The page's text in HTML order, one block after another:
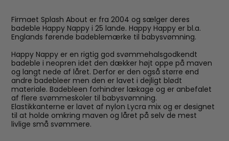
Firmaet Splash About er fra 2004 og sælger deres
badeble Happy Nappy i 25 lande. Happy Happy er bl.a.
Englands førende badeblemærke til babysvømning.
Happy Nappy er en rigtig god svømmehalsgodkendt
badeble i neopren idet den dækker højt oppe på maven
og langt nede af låret. Derfor er den også større end
andre badebleer men den er lavet i dejligt blødt
materiale. Badebleen forhindrer lækage og er anbefalet
af flere svømmeskoler til babysvømning.
Elastikkanterne er lavet af nylon Lycra mix og er designet
til at holde omkring maven og låret på selv de mest
livlige små svømmere.